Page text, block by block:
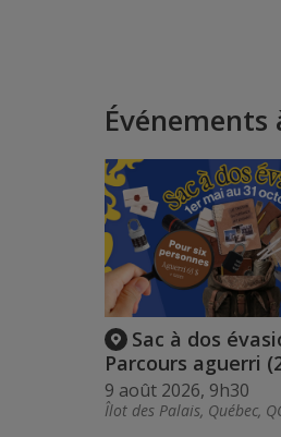
Événements
Sac à dos
Parcours aguerri
9 août 2026, 9h30
Îlot des Palais, Québec,